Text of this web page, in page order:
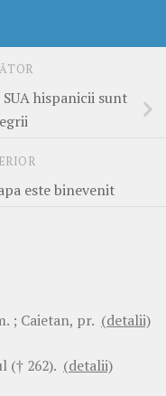
hispanicii sunt
este binevenit
; Caietan, pr. (detalii)
(† 262). (detalii)